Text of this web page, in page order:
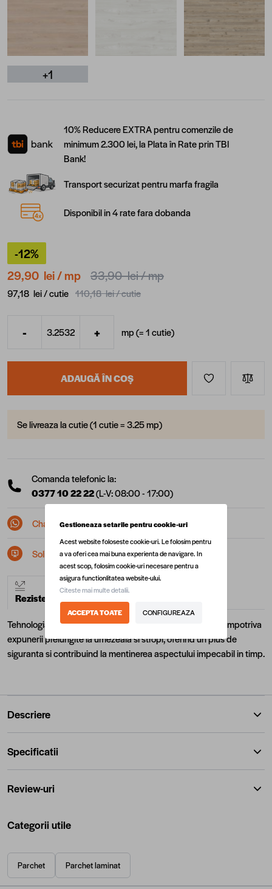
+1
10% Reducere EXTRA pentru comenzile de
minimum 2.300 lei, la Plata în Rate prin TBI
Bank!
Transport securizat pentru marfa fragila
Disponibil in 4 rate fara dobanda
-12%
29,90 lei/ mp 33,90 lei/ mp
97,18 lei /cutie 110,18 lei /cutie
Cantitate
- + mp (=1cutie)
ADAUGĂ ÎN COȘ
Se livreaza la cutie (1 cutie = 3.25 mp)
Comanda telefonic la:
0377 10 22 22(L-V: 08:00 - 17:00)
Chat pe Whatsapp
Solicita postare in SEAP/SICAP
Rezistent la apa
Tehnologia avansata de rezistenta la apa ofera protectie impotriva
expunerii prelungite la umezeala si stropi, oferind un plus de
siguranta si contribuind la mentinerea aspectului impecabil in timp.
Descriere
Specificatii
Review-uri
Categorii utile
Parchet Parchet laminat
Gestioneaza setarile pentru cookie-uri
Acest website foloseste cookie-uri. Le folosim pentru
a va oferi cea mai buna experienta de navigare. In
acest scop, folosim cookie-uri necesare pentru a
asigura functionlitatea website-ului.
Citeste mai multe detalii.
ACCEPTA TOATE CONFIGUREAZA